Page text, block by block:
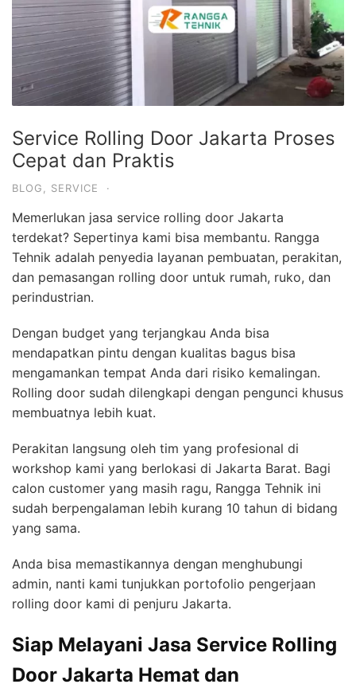
Service Rolling Door Jakarta Proses
Cepat dan Praktis
BLOG SERVICE ·
Memerlukan jasa service rolling door Jakarta
terdekat? Sepertinya kami bisa membantu. Rangga
Tehnik adalah penyedia layanan pembuatan, perakitan,
dan pemasangan rolling door untuk rumah, ruko, dan
perindustrian.
Dengan budget yang terjangkau Anda bisa
mendapatkan pintu dengan kualitas bagus bisa
mengamankan tempat Anda dari risiko kemalingan.
Rolling door sudah dilengkapi dengan pengunci khusus
membuatnya lebih kuat.
Perakitan langsung oleh tim yang profesional di
workshop kami yang berlokasi di Jakarta Barat. Bagi
calon customer yang masih ragu, Rangga Tehnik ini
sudah berpengalaman lebih kurang 10 tahun di bidang
yang sama.
Anda bisa memastikannya dengan menghubungi
admin, nanti kami tunjukkan portofolio pengerjaan
rolling door kami di penjuru Jakarta.
Siap Melayani Jasa Service Rolling
Door Jakarta Hemat dan